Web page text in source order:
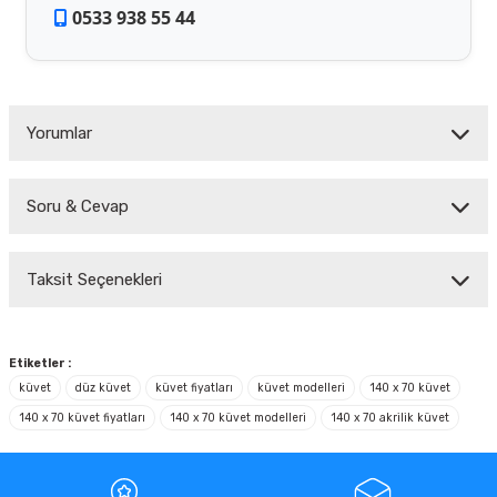
0533 938 55 44
Yorumlar
Soru & Cevap
Taksit Seçenekleri
Etiketler :
küvet
düz küvet küvet fiyatları küvet modelleri 140 x 70 küvet
140 x 70 küvet fiyatları 140 x 70 küvet modelleri 140 x 70 akrilik küvet